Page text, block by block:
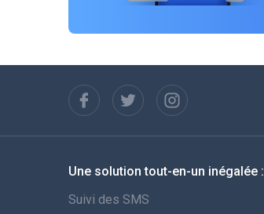
Une solution tout-en-un inégalée :
Suivi des SMS